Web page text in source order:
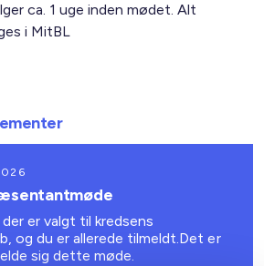
ca. 1 uge inden mødet. Alt
i MitBL
er valgt til kredsens
og du er allerede tilmeldt.Det er
sig dette møde.